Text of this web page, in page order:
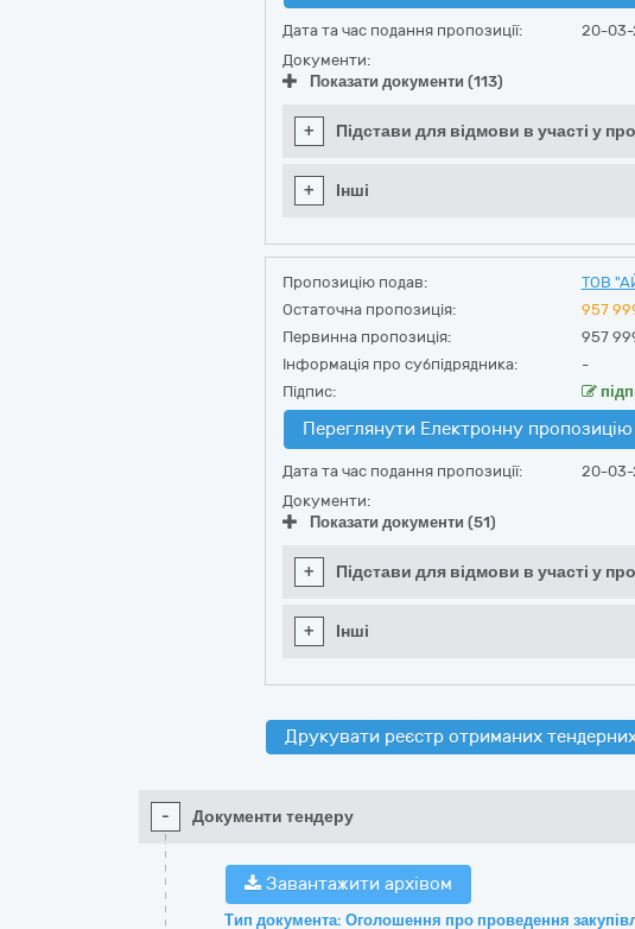
Дата та час подання пропозиції:
20-03-
Документи:
Показати документи (113)
+ Підстави для відмови в участі у
+ Інші
Пропозицію подав: ТОВ
Остаточна пропозиція:
957
Первинна пропозиція:
957
Інформація про субпідрядника:
-
Підпис:
Переглянути Електронну
Дата та час подання пропозиції:
20-03-
Документи:
Показати документи (51)
+ Підстави для відмови в участі у
+ Інші
Друкувати реєстр отриманих
- Документи тендеру
Завантажити архівом
Тип документа: Оголошення про проведення